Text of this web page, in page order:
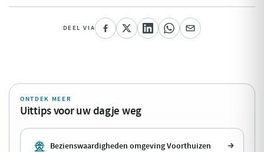
DEEL VIA
ONTDEK MEER
Uittips voor uw dagje weg
Bezienswaardigheden omgeving Voorthuizen